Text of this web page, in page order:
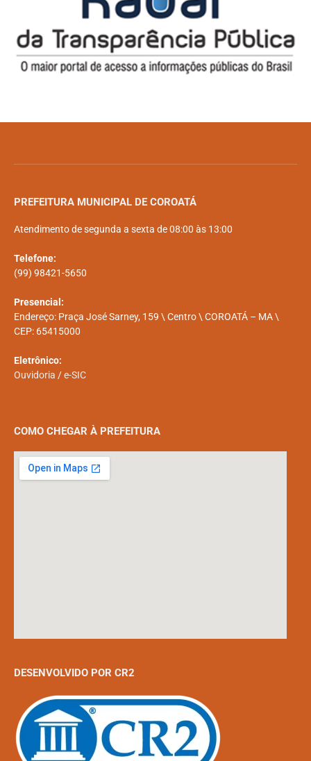
PREFEITURA MUNICIPAL DE COROATÁ
Atendimento de segunda a sexta de 08:00 às 13:00
Telefone:
(99) 98421-5650
Presencial:
Endereço: Praça José Sarney, 159 \ Centro \ COROATÁ – MA \
CEP: 65415000
Eletrônico:
Ouvidoria /e-SIC
COMO CHEGAR À PREFEITURA
DESENVOLVIDO POR CR2